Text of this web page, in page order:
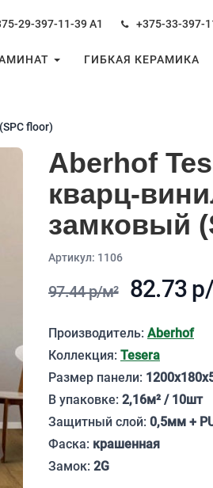
29-397-11-39А1 +375-33-397-
ГИБКАЯ КЕРАМИКА
floor)
Aberhof
кварц-
замковый
Aртикул: 1106
97.44 р/м² 82.73
Описание
Производитель: Aberhof
Коллекция: Tesera
Размер панели:
В упаковке: 2,16м² / 10шт
Защитный слой: 0,5мм +
Фаска: крашенная
Замок: 2G